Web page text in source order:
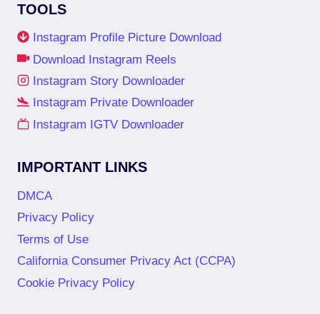
TOOLS
Instagram Profile Picture Download
Download Instagram Reels
Instagram Story Downloader
Instagram Private Downloader
Instagram IGTV Downloader
IMPORTANT LINKS
DMCA
Privacy Policy
Terms of Use
California Consumer Privacy Act (CCPA)
Cookie Privacy Policy